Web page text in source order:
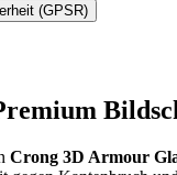
(GPSR)
Crong 3D Armour